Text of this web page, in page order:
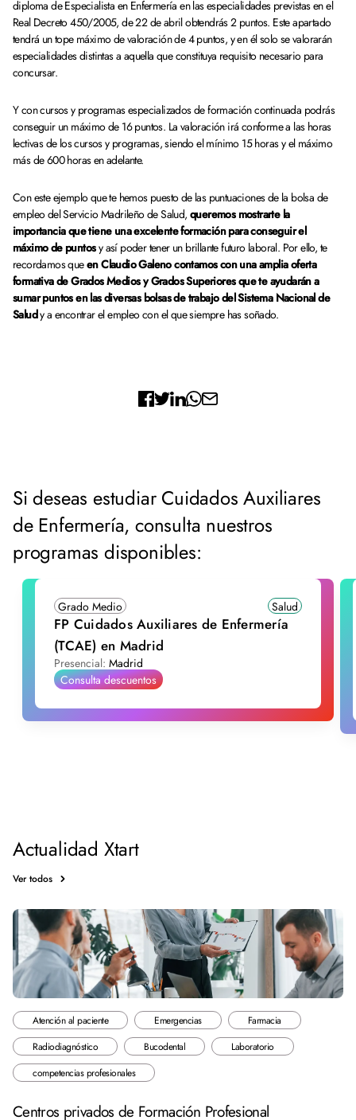
diploma de Especialista en Enfermería en las especialidades previstas en el
Real Decreto 450/2005, de 22 de abril obtendrás 2 puntos. Este apartado
tendrá un tope máximo de valoración de 4 puntos, y en él solo se valorarán
especialidades distintas a aquella que constituya requisito necesario para
concursar.
Y con cursos y programas especializados de formación continuada podrás
conseguir un máximo de 16 puntos. La valoración irá conforme a las horas
lectivas de los cursos y programas, siendo el mínimo 15 horas y el máximo
más de 600 horas en adelante.
Con este ejemplo que te hemos puesto de las puntuaciones de la bolsa de
empleo del Servicio Madrileño de Salud, queremos mostrarte la
importancia que tiene una excelente formación para conseguir el
máximo de puntosy así poder tener un brillante futuro laboral. Por ello, te
recordamos queen Claudio Galeno contamos con una amplia oferta
formativa de Grados Medios y Grados Superiores que te ayudarán a
sumar puntos en las diversas bolsas de trabajo del Sistema Nacional de
Saludy a encontrar el empleo con el que siempre has soñado.
Si deseas estudiar Cuidados Auxiliares
de Enfermería, consulta nuestros
programas disponibles:
Grado Medio Salud
FP Cuidados Auxiliares de Enfermería
(TCAE) en Madrid
Presencial: Madrid
Consulta descuentos
Actualidad Xtart
Ver todos
Atención al paciente Emergencias
Farmacia
Radiodiagnóstico
Bucodental
Laboratorio
competencias profesionales
Centros privados de Formación Profesional